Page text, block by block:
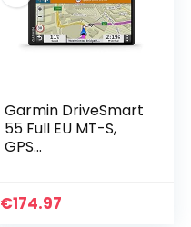
Garmin DriveSmart
55 Full EU MT-S,
GPS
€174.97